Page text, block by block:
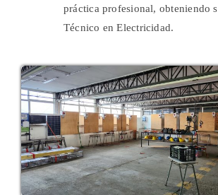
práctica profesional, obteniendo
Técnico en Electricidad.